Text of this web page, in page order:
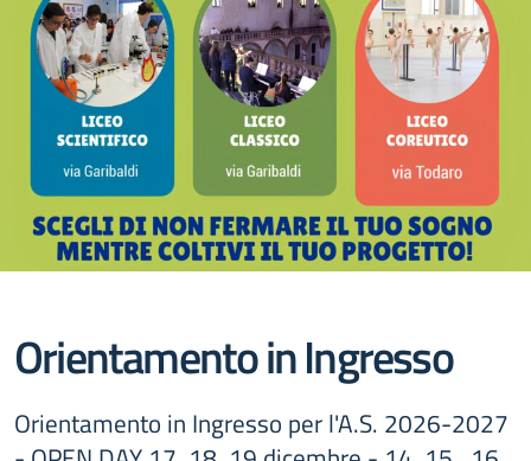
Orientamento in Ingresso
Orientamento in Ingresso per l'A.S. 2026-2027